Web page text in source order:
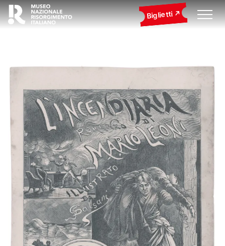
Biglietti